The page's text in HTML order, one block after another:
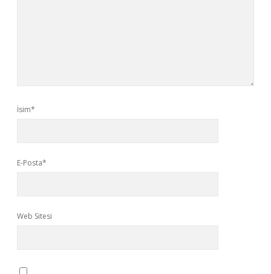
İsim*
E-Posta*
Web Sitesi